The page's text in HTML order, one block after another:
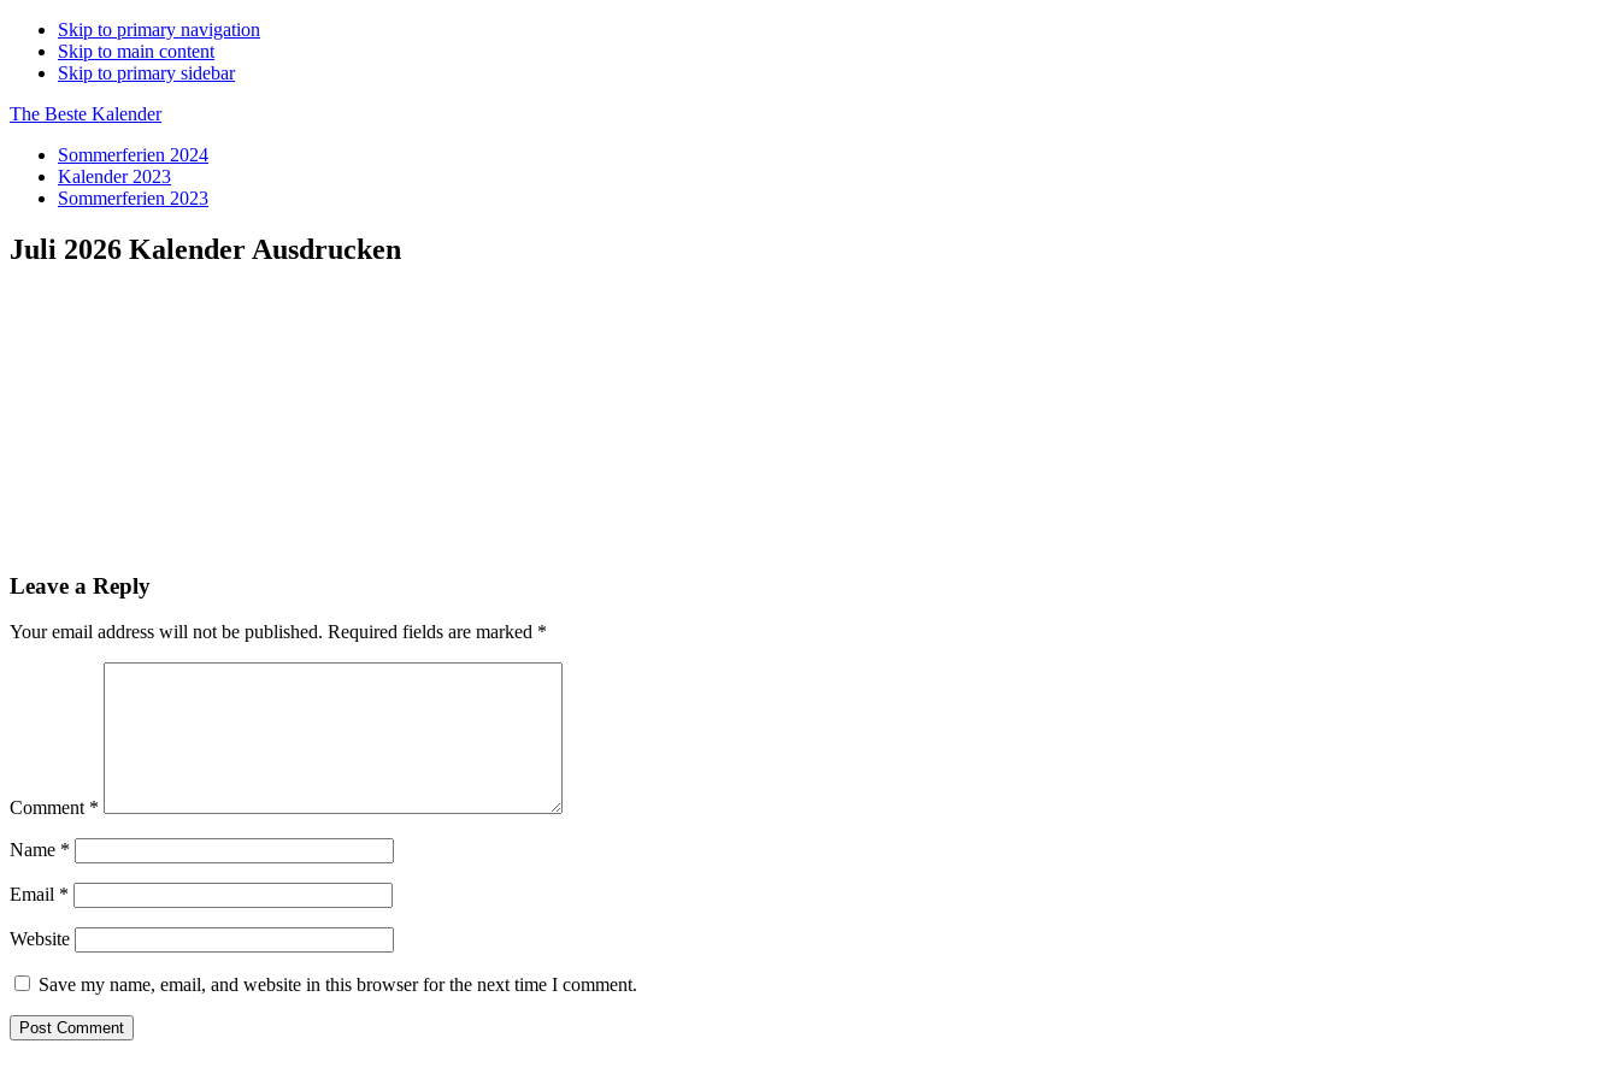
Skip to primary navigation
Skip to main content
Skip to primary sidebar
The Beste Kalender
Sommerferien 2024
Kalender 2023
Sommerferien 2023
Juli 2026 Kalender Ausdrucken
Reader
Leave a Reply
Your email address will not be published. Required fields are marked *
Comment *
Name *
Email *
Website
Save my name, email, and website in this browser for the next time I comment.